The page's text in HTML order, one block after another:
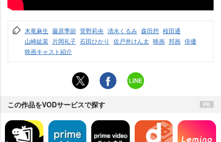
木竜麻生 藤原季節 菅野莉央 清水くるみ 森田想 桜田通
山崎紘菜 片岡礼子 石田ひかり 佐戸井けん太 映画 邦画 俳優
映画キャスト紹介
この作品をVODサービスで探す